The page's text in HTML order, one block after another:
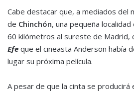
Cabe destacar que, a mediados del
de Chinchón, una pequeña
60 kilómetros al sureste de Madrid,
Efe que el cineasta Anderson había
lugar su próxima película.
A pesar de que la cinta se